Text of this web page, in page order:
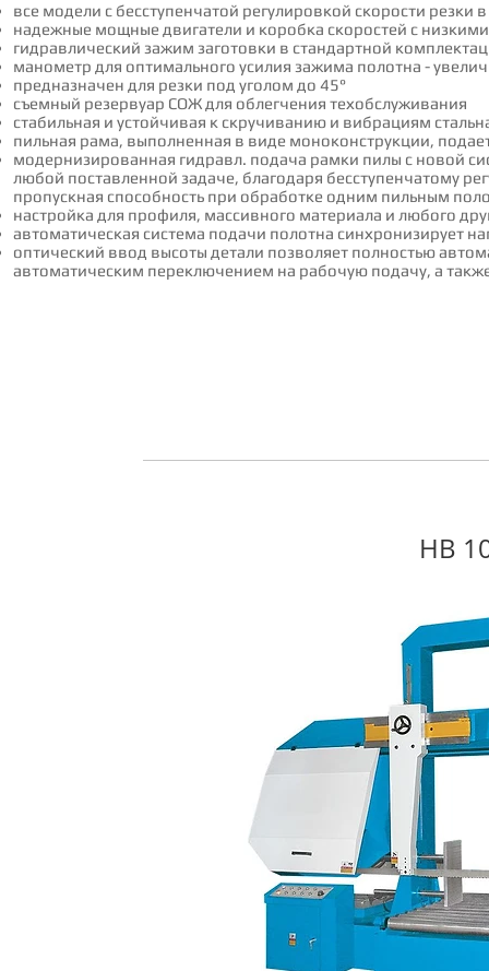
все модели с бесступенчатой регулировкой скорости
надежные мощные двигатели и коробка скоростей с
гидравлический зажим заготовки в стандартной
манометр для оптимального усилия зажима полотна -
предназначен для резки под уголом до 45°
съемный резервуар СОЖ для облегчения техобслуживания
стабильная и устойчивая к скручиванию и вибрациям
пильная рама, выполненная в виде моноконструкции,
модернизированная гидравл. подача рамки пилы с новой
любой поставленной задаче, благодаря бесступенчатому
пропускная способность при обработке одним пильным
настройка для профиля, массивного материала и любого
автоматическая система подачи полотна синхронизирует
оптический ввод высоты детали позволяет полностью
автоматическим переключением на рабочую подачу, а
HB